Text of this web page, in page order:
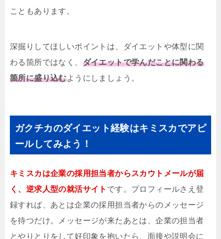
こともあります。
深掘りしてほしいポイントは、ダイエットや体型に関
わる箇所ではなく、 ダイエットで学んだことに関わる
箇所に盛り込むようにしましょう。
ガクチカのダイエット経験はキミスカでアピ
ールしてみよう！
キミスカは企業の採用担当者からスカウトメールが届
く、逆求人型の就活サイト です。プロフィールさえ登
録すれば、あとは企業の採用担当者からのメッセージ
を待つだけ。メッセージが来たあとは、企業の担当者
とやりとりをして好印象を抱いたら、面接や説明会に